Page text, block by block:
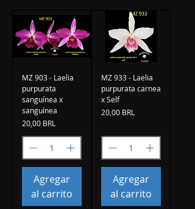
MZ 903 - Laelia
purpurata
sanguínea x
sanguínea
Precio
20,00 BRL
Agregar
al carrito
MZ 933 - Laelia
purpurata carnea
x Self
Precio
20,00 BRL
Agregar
al carrito